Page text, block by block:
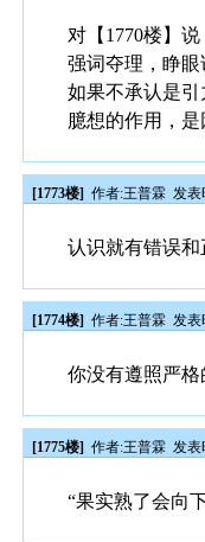
对【1770楼】说
强词夺理，睁眼
如果不承认是
臆想的作用，
[1773楼] 作者:王普霖 发表
认识就有错误
[1774楼] 作者:王普霖 发表
你没有遵照严格
[1775楼] 作者:王普霖 发表
“果实熟了会向